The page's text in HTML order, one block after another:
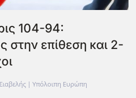
104-94:
στην επίθεση και 2-
| Υπόλοιπη Ευρώπη